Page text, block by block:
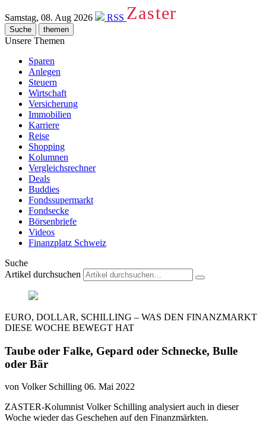
Samstag, 08. Aug 2026 RSS Zaster
Suche themen
Unsere Themen
Sparen
Anlegen
Steuern
Wirtschaft
Versicherung
Immobilien
Karriere
Reise
Shopping
Kolumnen
Vergleichsrechner
Deals
Buddies
Fondssupermarkt
Fondsecke
Börsenbriefe
Videos
Finanzplatz Schweiz
Suche
Artikel durchsuchen
EURO, DOLLAR, SCHILLING – WAS DEN FINANZMARKT
DIESE WOCHE BEWEGT HAT
Taube oder Falke, Gepard oder Schnecke, Bulle
oder Bär
von Volker Schilling 06. Mai 2022
ZASTER-Kolumnist Volker Schilling analysiert auch in dieser
Woche wieder das Geschehen auf den Finanzmärkten.